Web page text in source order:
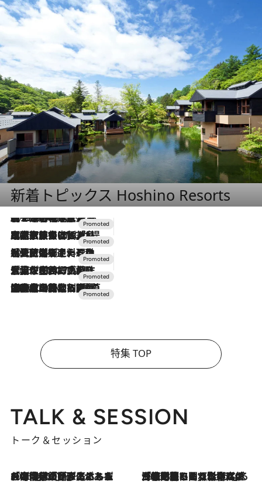
新着トピックス Hoshino Resorts
2026.8.7
【トンボの足水浴】ヒノキの香りに包まれて涼感マックス！約13℃の湧水かけ流しを避暑地「星野温泉 トンボの湯」で体験
2026.7.31
【ホテル帰省】という選択肢をOMOが提案。家族とほどよい距離を保つには「昼は実家、夜は気兼ねなくホテルで！」
2026.7.24
【夏限定ディナーコース】旬を迎える稚鮎や花ズッキーニなどをイタリア・トスカーナの郷土料理の手法で満喫！
2026.7.17
「土佐和ハーブかき氷」がOMO7高知に登場！生姜、山椒、大葉など目にも舌にも涼を呼ぶ郷土の味
2026.7.10
NEW OPEN！【界 草津】名湯の地に誕生。趣の異なる2種の温泉と上州ならではの会席・蕎麦割烹など美食を味わう究極の癒やし旅
特集 TOP
TALK & SESSION
トーク＆セッション
2026.8.3
「今後値上げがあるとすれば…」「リスクがあるのは今年の冬」エネルギー専門家が語る、ホルムズ海峡封鎖が家庭にもたらす“ある心配” 2026.8.3
「住宅建てられない…」「サーチャージ料の高値が続いている」ホルムズ海峡封鎖による影響はいつまで続く？《エネルギー専門家に聞く“どうなる日本の暮らし”》